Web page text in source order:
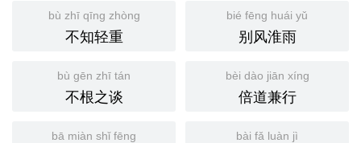
bù zhī qīng zhòng
不知轻重
bié fēng huái yǔ
别风淮雨
bù gēn zhī tán
不根之谈
bèi dào jiān xíng
倍道兼行
bā miàn shǐ fēng bài fǎ luàn jì